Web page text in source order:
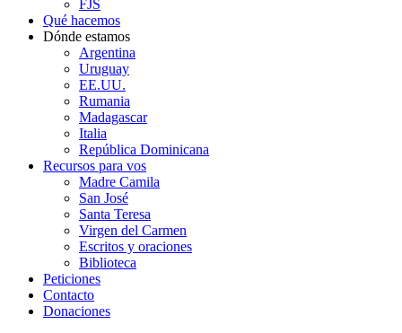
FJS
Qué hacemos
Dónde estamos
Argentina
Uruguay
EE.UU.
Rumania
Madagascar
Italia
República Dominicana
Recursos para vos
Madre Camila
San José
Santa Teresa
Virgen del Carmen
Escritos y oraciones
Biblioteca
Peticiones
Contacto
Donaciones